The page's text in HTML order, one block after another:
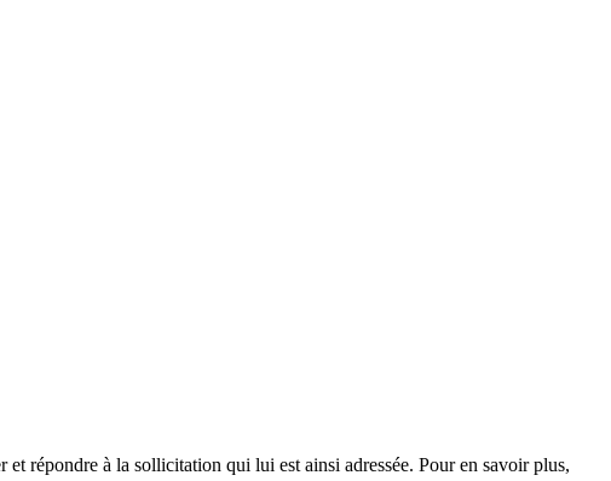
répondre à la sollicitation qui lui est ainsi adressée. Pour en savoir plus,